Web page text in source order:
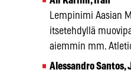
Lempinimi Aasian
itsetehdyllä
aiemmin mm.
Alessandro Santos,